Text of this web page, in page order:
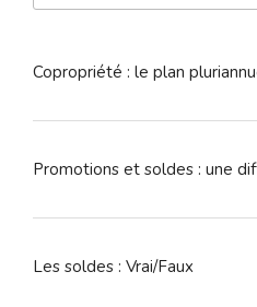
Copropriété : le plan
Promotions et soldes : une
Les soldes : Vrai/Faux